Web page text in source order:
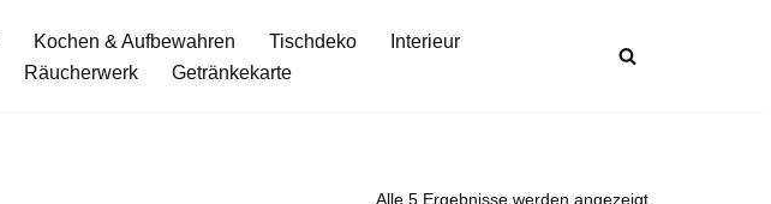
Kochen & Aufbewahren Tischdeko
Interieur
Räucherwerk Getränkekarte
Alle 5 Ergebnisse werden angezeigt